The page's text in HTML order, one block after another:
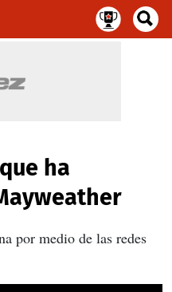
ha
por medio de las redes